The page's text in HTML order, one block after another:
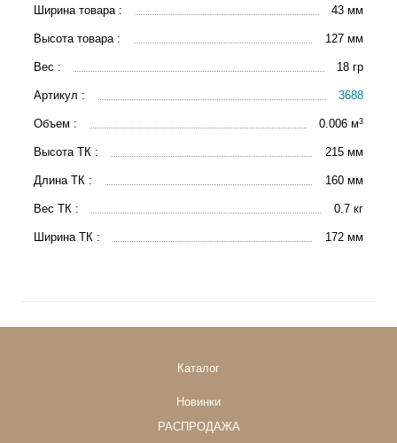
Ширина товара : 43 мм
Высота товара : 127 мм
Вес : 18 гр
Артикул : 3688
Объем : 0.006 м3
Высота ТК : 215 мм
Длина ТК : 160 мм
Вес ТК : 0.7 кг
Ширина ТК : 172 мм
Каталог
Новинки
РАСПРОДАЖА